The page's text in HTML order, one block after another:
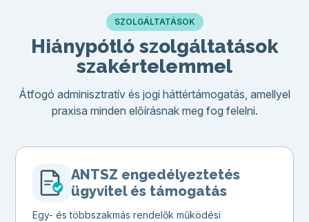
Hiánypótló szolgáltatások
szakértelemmel
SZOLGÁLTATÁSOK
Átfogó adminisztratív és jogi háttértámogatás, amellyel
praxisa minden előírásnak meg fog felelni.
ANTSZ engedélyeztetés
ügyvitel és támogatás
Egy- és többszakmás rendelők működési